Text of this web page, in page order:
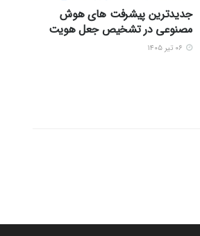
جدیدترین پیشرفت های هوش
مصنوعی در تشخیص جعل هویت